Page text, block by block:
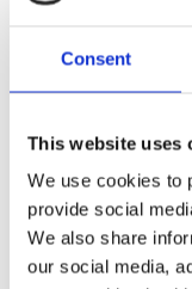
Consent
This website uses
We use cookies to
provide social
We also share
our social media,
2.60/1.35 ratio
Note: A lower gear
Dela med dig